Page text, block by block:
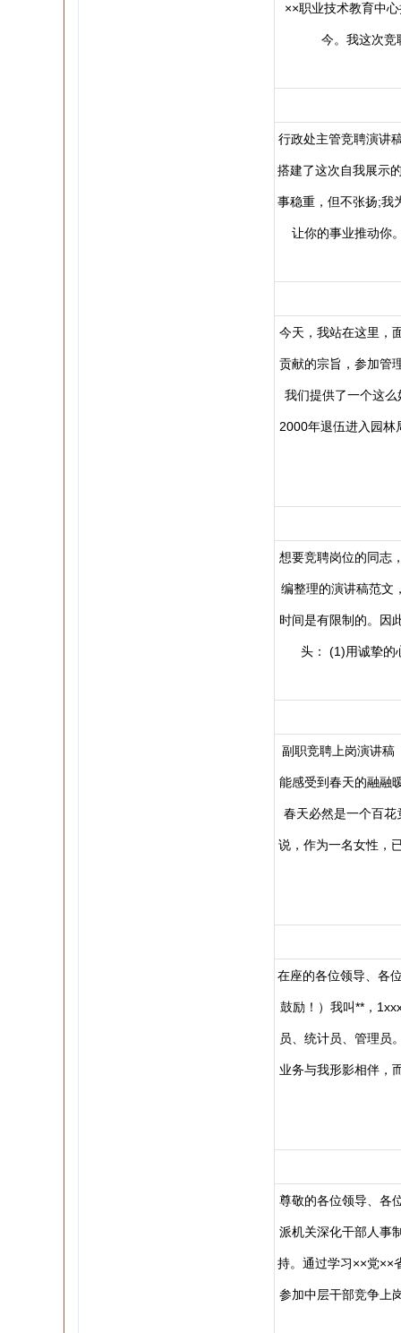
××职业技术教育中
今。我这次竞
行政处主管竞聘演讲
搭建了这次自我展示
事稳重，但不张扬;我
让你的事业推动你
今天，我站在这里，
贡献的宗旨，参加管
我们提供了一个这
2000年退伍进入园林
想要竞聘岗位的同志
编整理的演讲稿范文
时间是有限制的。因
头： (1)用诚挚的
副职竞聘上岗演讲稿
能感受到春天的融融
春天必然是一个百
说，作为一名女性，
在座的各位领导、各
鼓励！）我叫**，
员、统计员、管理员
业务与我形影相伴，
尊敬的各位领导、
派机关深化干部人事
持。通过学习××党××
参加中层干部竞争上